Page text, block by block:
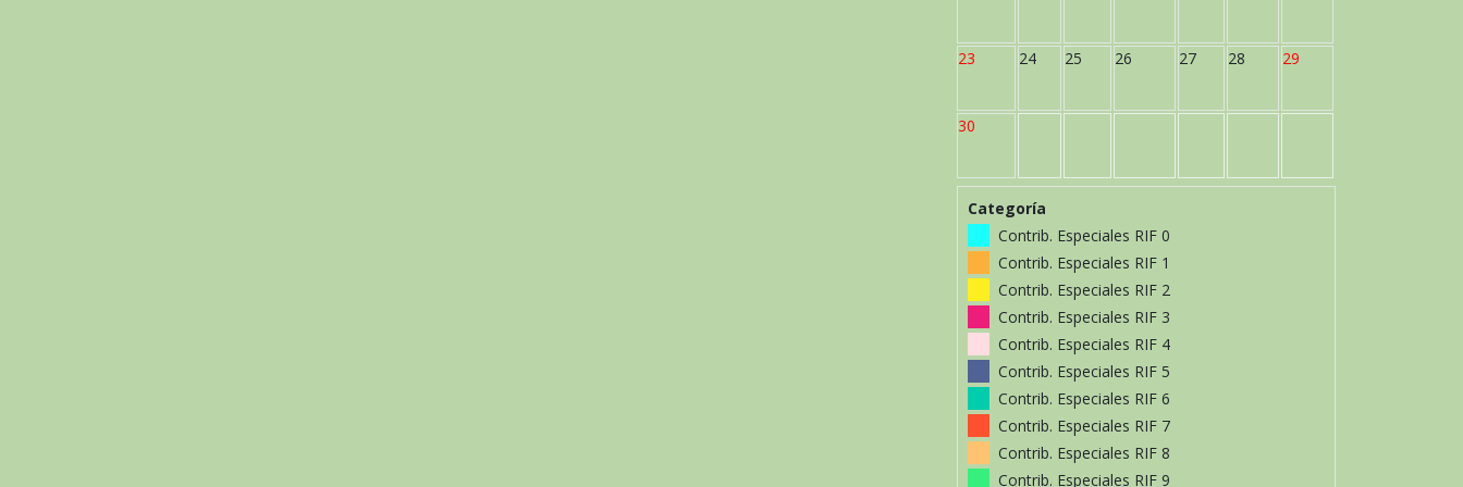
23 24 25 26 27 28 29
30
Categoría
Contrib. Especiales RIF 0
Contrib. Especiales RIF 1
Contrib. Especiales RIF 2
Contrib. Especiales RIF 3
Contrib. Especiales RIF 4
Contrib. Especiales RIF 5
Contrib. Especiales RIF 6
Contrib. Especiales RIF 7
Contrib. Especiales RIF 8
Contrib. Especiales RIF 9